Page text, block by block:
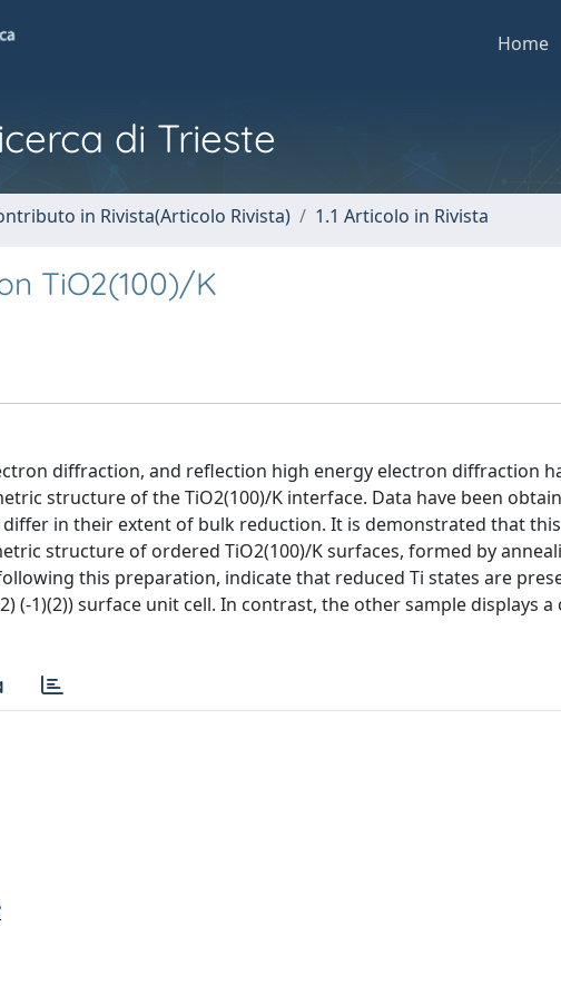
Home
di Trieste
in Rivista(Articolo Rivista) 1.1 Articolo in Rivista
TiO2(100)/K
diffraction, and reflection high energy electron diffraction
structure of the TiO2(100)/K interface. Data have been
in their extent of bulk reduction. It is demonstrated that
structure of ordered TiO2(100)/K surfaces, formed by
this preparation, indicate that reduced Ti states are
(-1)(2)) surface unit cell. In contrast, the other sample displays a